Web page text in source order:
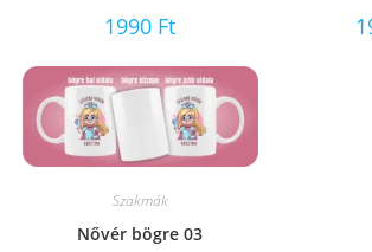
1990 Ft
Szakmák
Nővér bögre 03